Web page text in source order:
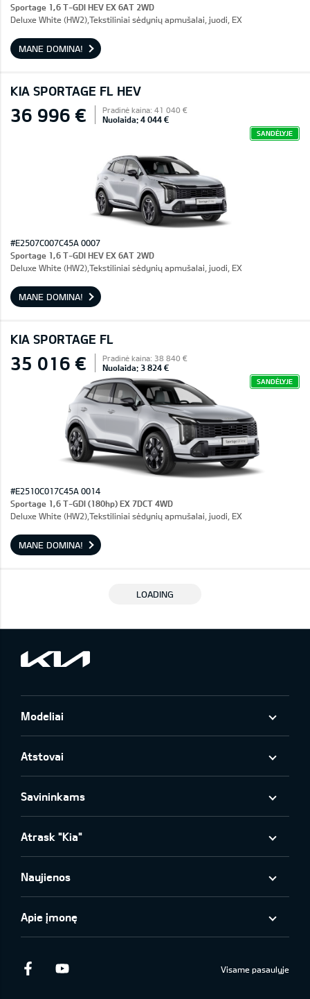
Sportage 1,6 T-GDI HEV EX 6AT 2WD
Deluxe White (HW2),Tekstiliniai sėdynių apmušalai, juodi, EX
MANE DOMINA!
KIA SPORTAGE FL HEV
36 996 € Pradinė kaina: 41 040 €
Nuolaida: 4 044 €
SANDĖLYJE
#E2507C007C45A 0007
Sportage 1,6 T-GDI HEV EX 6AT 2WD
Deluxe White (HW2),Tekstiliniai sėdynių apmušalai, juodi, EX
MANE DOMINA!
KIA SPORTAGE FL
35 016 € Pradinė kaina: 38 840 €
Nuolaida: 3 824 €
SANDĖLYJE
#E2510C017C45A 0014
Sportage 1,6 T-GDI (180hp) EX 7DCT 4WD
Deluxe White (HW2),Tekstiliniai sėdynių apmušalai, juodi, EX
MANE DOMINA!
LOADING
Modeliai
Atstovai
Savininkams
Atrask "Kia"
Naujienos
Apie įmonę
Facebook Visame pasaulyje